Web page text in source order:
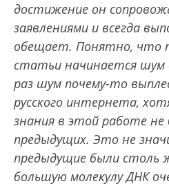
достижение он
заявлениями и всегда
обещает. Понятно, что
статьи начинается шум
раз шум почему-то
русского интернета,
знания в этой работе не
предыдущих. Это не
предыдущие были столь
большую молекулу ДНК